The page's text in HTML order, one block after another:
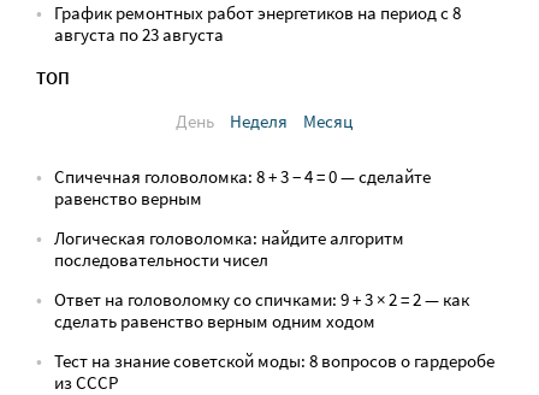
График ремонтных работ энергетиков на период с 8
августа по 23 августа
ТОП
День
Неделя Месяц
Спичечная головоломка: 8 + 3 − 4 = 0 — сделайте
равенство верным
Логическая головоломка: найдите алгоритм
последовательности чисел
Ответ на головоломку со спичками: 9 + 3 × 2 = 2 — как
сделать равенство верным одним ходом
Тест на знание советской моды: 8 вопросов о гардеробе
из СССР